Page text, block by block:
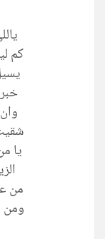
كم
يا
من
ومن